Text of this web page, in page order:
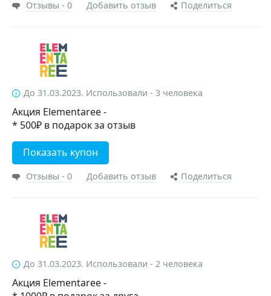
Отзывы - 0 Добавить отзыв Поделиться
До 31.03.2023. Использовали - 3 человека
Акция Elementaree -
* 500₽ в подарок за отзыв
Показать купон
Отзывы - 0 Добавить отзыв Поделиться
До 31.03.2023. Использовали - 2 человека
Акция Elementaree -